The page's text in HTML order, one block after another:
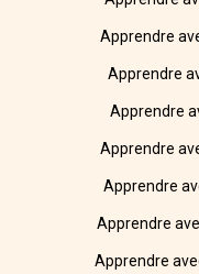
Apprendre
Apprendre
Apprendre
Apprendre
Apprendre
Apprendre
Apprendre